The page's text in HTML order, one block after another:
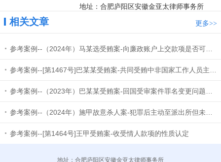
地址：合肥庐阳区安徽金亚太律师事务所
相关文章 更多>>
参考案例--[第1464号]王甲受贿案-收受情人款项的性质认定
地址：合肥庐阳区安徽金亚太律师事务所